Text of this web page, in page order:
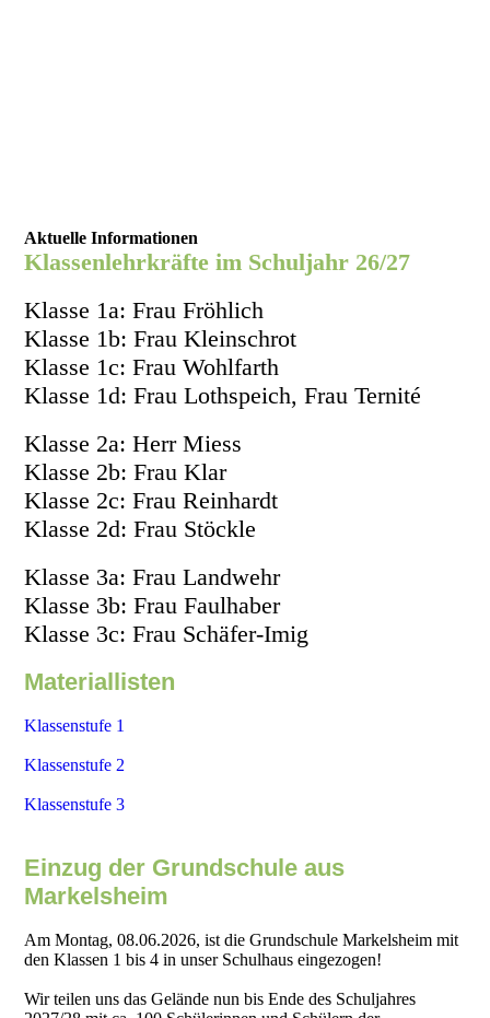
Aktuelle Informationen
Klassenlehrkräfte im Schuljahr 26/27
Klasse 1a: Frau Fröhlich
Klasse 1b: Frau Kleinschrot
Klasse 1c: Frau Wohlfarth
Klasse 1d: Frau Lothspeich, Frau Ternité
Klasse 2a: Herr Miess
Klasse 2b: Frau Klar
Klasse 2c: Frau Reinhardt
Klasse 2d: Frau Stöckle
Klasse 3a: Frau Landwehr
Klasse 3b: Frau Faulhaber
Klasse 3c: Frau Schäfer-Imig
Materiallisten
Klassenstufe 1
Klassenstufe 2
Klassenstufe 3
Einzug der Grundschule aus
Markelsheim
Am Montag, 08.06.2026, ist die Grundschule Markelsheim mit
den Klassen 1 bis 4 in unser Schulhaus eingezogen!
Wir teilen uns das Gelände nun bis Ende des Schuljahres